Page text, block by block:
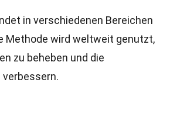
in verschiedenen Bereichen
Methode wird weltweit genutzt,
zu beheben und die